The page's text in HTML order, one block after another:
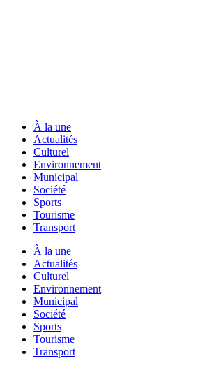
À la une
Actualités
Culturel
Environnement
Municipal
Société
Sports
Tourisme
Transport
À la une
Actualités
Culturel
Environnement
Municipal
Société
Sports
Tourisme
Transport